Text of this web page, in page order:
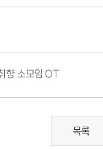
향 소모임 OT
목록